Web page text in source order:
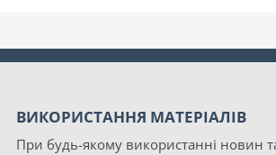
ВИКОРИСТАННЯ МАТЕРІАЛІВ
При будь-якому використанні новин